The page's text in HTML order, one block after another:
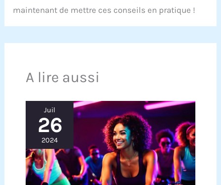
maintenant de mettre ces conseils en pratique !
A lire aussi
Juil
26
2024